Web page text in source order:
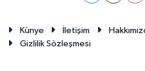
Künye İletişim
Gizlilik Sözleşmesi